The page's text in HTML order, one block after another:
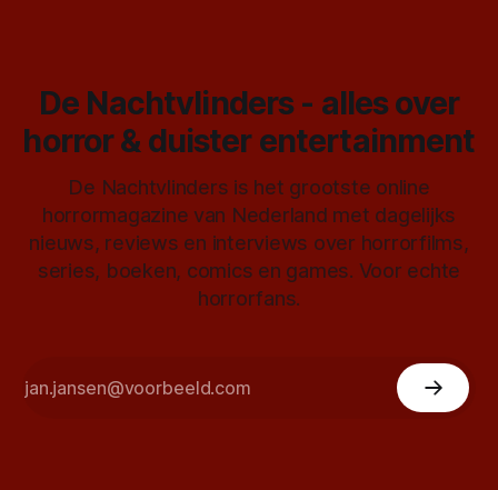
De Nachtvlinders - alles over
horror & duister entertainment
De Nachtvlinders is het grootste online
horrormagazine van Nederland met dagelijks
nieuws, reviews en interviews over horrorfilms,
series, boeken, comics en games. Voor echte
horrorfans.